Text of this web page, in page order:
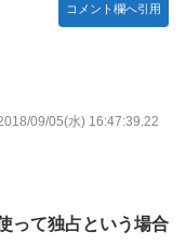
コメント欄へ引用
09/05(水) 16:47:39.22
って独占という場合